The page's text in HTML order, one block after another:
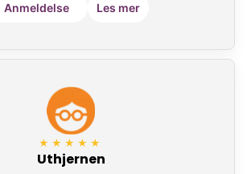
Anmeldelse Les mer
★★★★★
Uthjernen